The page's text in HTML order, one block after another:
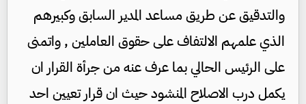
والتدقيق عن طريق مساعد المدير السابق وكبيرهم
الذي علمهم الالتفاف على حقوق العاملين , واتمنى
على الرئيس الحالي بما عرف عنه من جرأة القرار ان
يكمل درب الاصلاح المنشود حيث ان قرار تعيين احد